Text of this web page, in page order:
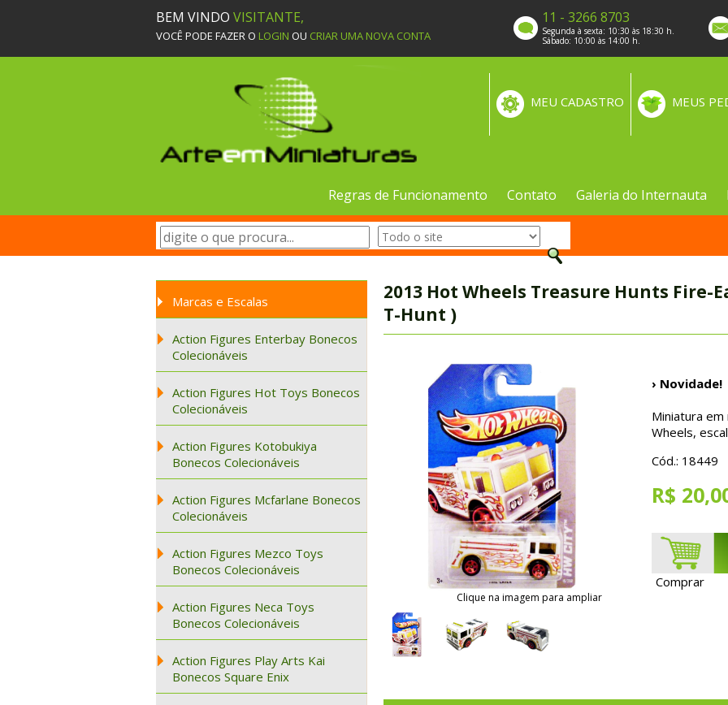
BEM VINDO VISITANTE,
VOCÊ PODE FAZER O LOGIN OU CRIAR UMA NOVA CONTA
11 - 3266 8703
Segunda à sexta: 10:30 às 18:30 h.
Sábado: 10:00 às 14:00 h.
MEUS
MEU CADASTRO
Regras de Funcionamento Contato Galeria do Internauta
Marcas e Escalas
Action Figures Enterbay Bonecos
Colecionáveis
Action Figures Hot Toys Bonecos
Colecionáveis
Action Figures Kotobukiya
Bonecos Colecionáveis
Action Figures Mcfarlane Bonecos
Colecionáveis
Action Figures Mezco Toys
Bonecos Colecionáveis
Action Figures Neca Toys
Bonecos Colecionáveis
Action Figures Play Arts Kai
Bonecos Square Enix
2013 Hot Wheels Treasure Hunts Fire-
T-Hunt )
Clique na imagem para ampliar
› Novidade!
Miniatura
Wheels,
Cód.: 18449
R$
Comprar